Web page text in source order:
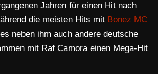
Jahren für einen Hit nach
die meisten Hits mit Bonez MC
neben ihm auch andere deutsche
mit Raf Camora einen Mega-Hit